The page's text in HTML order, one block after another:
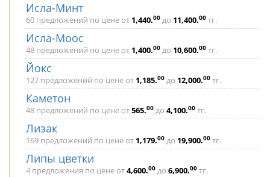
Исла-Минт
60 предложений по цене от 1,440.00 до 11,400.00 тг.
Исла-Моос
48 предложений по цене от 1,400.00 до 10,600.00 тг.
Йокс
127 предложений по цене от 1,185.00 до 12,000.00 тг.
Каметон
48 предложений по цене от565.00 до 4,100.00 тг.
Лизак
169 предложений по цене от 1,179.00 до 19,900.00 тг.
Липы цветки
4 предложения по цене от4,600.00 до 6,900.00 тг.